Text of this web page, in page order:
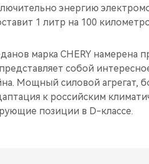
энергию
1 литр на 100
марка CHERY намерена
собой
Мощный силовой агрегат,
к российским
позиции в D-классе.